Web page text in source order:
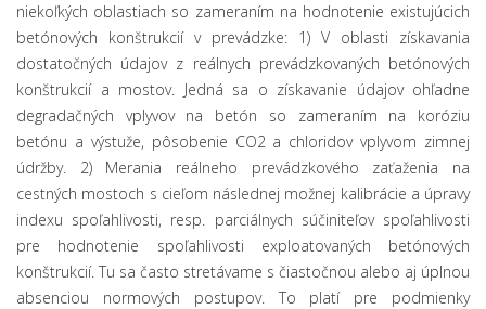
niekoľkých oblastiach so zameraním na hodnotenie existujúcich
betónových konštrukcií v prevádzke: 1) V oblasti získavania
dostatočných údajov z reálnych prevádzkovaných betónových
konštrukcií a mostov. Jedná sa o získavanie údajov ohľadne
degradačných vplyvov na betón so zameraním na koróziu
betónu a výstuže, pôsobenie CO2 a chloridov vplyvom zimnej
údržby. 2) Merania reálneho prevádzkového zaťaženia na
cestných mostoch s cieľom následnej možnej kalibrácie a úpravy
indexu spoľahlivosti, resp. parciálnych súčiniteľov spoľahlivosti
pre hodnotenie spoľahlivosti exploatovaných betónových
konštrukcií. Tu sa často stretávame s čiastočnou alebo aj úplnou
absenciou normových postupov. To platí pre podmienky